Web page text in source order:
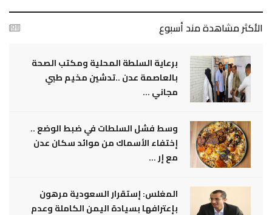
الأكثر مشاهدة مند أسبوع
برعاية السلطة المحلية ومكتب الصحة
بالعاصمة عدن ..تدشين مخيم طبي
مجاني ...
وسط فشل السلطات في ضبط الوضع ..
إختفاء الأسماك من موائد سكان عدن
مع إر ...
المغلس: إستقرار السعودية مرهون
بإعترافها بسيادة اليمن الكاملة وعدم